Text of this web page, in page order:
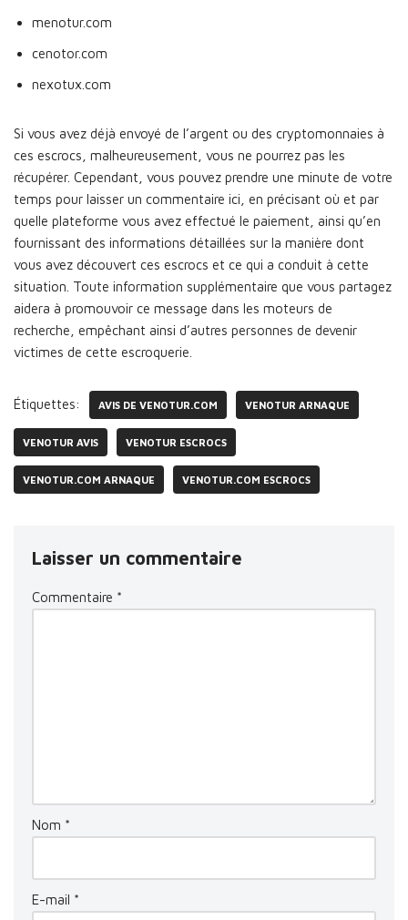
menotur.com
cenotor.com
nexotux.com
Si vous avez déjà envoyé de l’argent ou des cryptomonnaies à
ces escrocs, malheureusement, vous ne pourrez pas les
récupérer. Cependant, vous pouvez prendre une minute de votre
temps pour laisser un commentaire ici, en précisant où et par
quelle plateforme vous avez effectué le paiement, ainsi qu’en
fournissant des informations détaillées sur la manière dont
vous avez découvert ces escrocs et ce qui a conduit à cette
situation. Toute information supplémentaire que vous partagez
aidera à promouvoir ce message dans les moteurs de
recherche, empêchant ainsi d’autres personnes de devenir
victimes de cette escroquerie.
Étiquettes: AVIS DE VENOTUR.COM VENOTUR ARNAQUE
VENOTUR AVIS VENOTUR ESCROCS
VENOTUR.COM ARNAQUE VENOTUR.COM ESCROCS
Laisser un commentaire
Commentaire *
Nom *
E-mail *